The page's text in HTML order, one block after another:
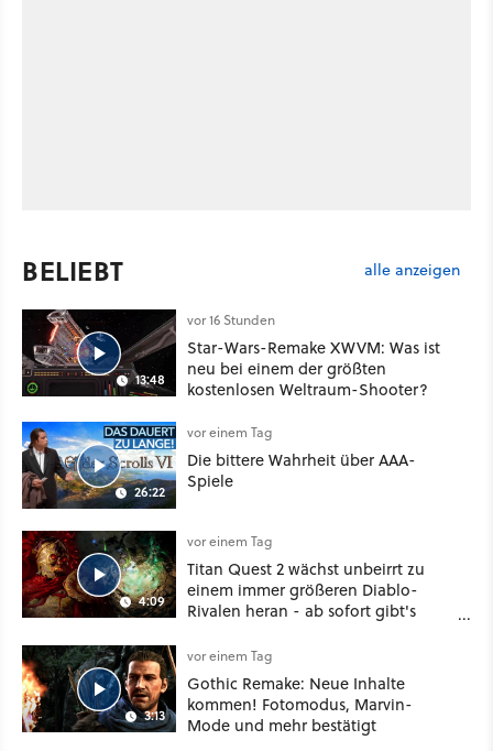
BELIEBT alle anzeigen
13:48
vor 16 Stunden
Star-Wars-Remake XWVM: Was ist
neu bei einem der größten
kostenlosen Weltraum-Shooter?
26:22
vor einem Tag
Die bittere Wahrheit über AAA-
Spiele
4:09
vor einem Tag
Titan Quest 2 wächst unbeirrt zu
einem immer größeren Diablo-
Rivalen heran - ab sofort gibt's
Klasse
3:13
vor einem Tag
Gothic Remake: Neue Inhalte
kommen! Fotomodus, Marvin-
Mode und mehr bestätigt